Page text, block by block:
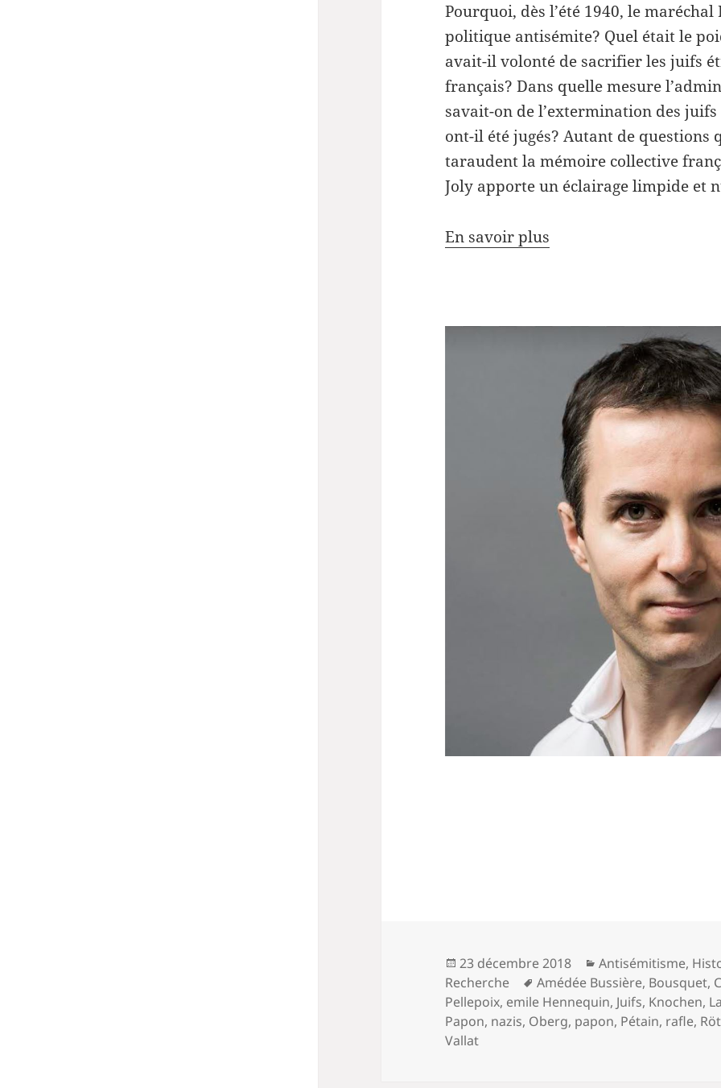
Pourquoi, dès l’été 1940, le
politique antisémite? Quel était le
avait-il volonté de sacrifier les juifs
français? Dans quelle mesure
savait-on de l’extermination des juifs
ont-il été jugés? Autant de questions
taraudent la mémoire collective
Joly apporte un éclairage limpide et
En savoir plus
Publié
le
23 décembre 2018 Catégories
Antisémitisme,
Recherche
Mots-
clés
Amédée Bussière, Bousquet,
Pellepoix, emile Hennequin, Juifs, Knochen,
Papon, nazis, Oberg, papon, Pétain, rafle,
Vallat